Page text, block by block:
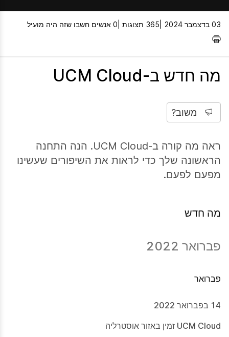
03 בדצמבר 2024 | 365 תצוגות | 0 אנשים חשבו שזה היה מועיל
מה חדש ב-UCM Cloud
משוב?
ראה מה קורה ב-UCM Cloud. הנה התחנה
הראשונה שלך כדי לראות את השיפורים שעשינו
מפעם לפעם.
מה חדש
פברואר 2022
פברואר
14 בפברואר 2022
UCM Cloud זמין באזור אוסטרליה